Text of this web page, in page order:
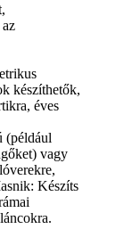
készíthetők,
éves
(például
vagy
Készíts